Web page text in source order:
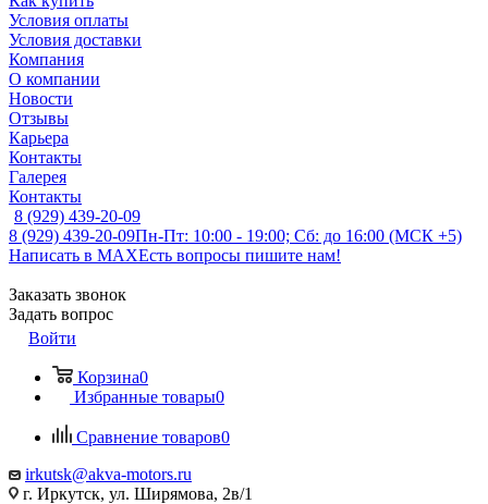
Условия оплаты
Условия доставки
Компания
О компании
Новости
Отзывы
Карьера
Контакты
Галерея
Контакты
8 (929) 439-20-09
8 (929) 439-20-09Пн-Пт: 10:00 - 19:00; Сб: до 16:00 (МСК +5)
Написать в MAXЕсть вопросы пишите нам!
Заказать звонок
Задать вопрос
Войти
Корзина0
Избранные товары0
Сравнение товаров0
irkutsk@akva-motors.ru
г. Иркутск, ул. Ширямова, 2в/1